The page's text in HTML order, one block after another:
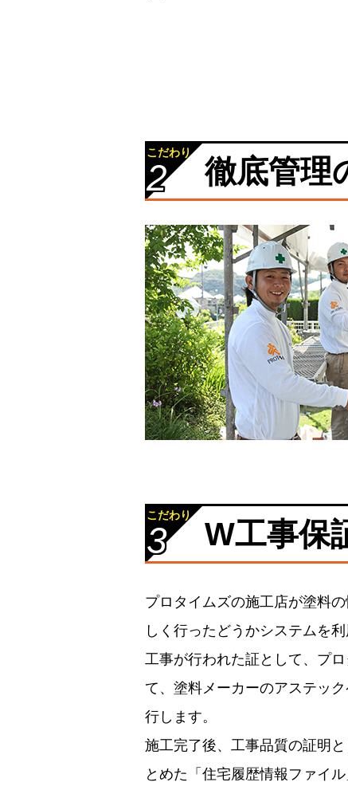
こだわり
2 徹底管理
こだわり
3 W工事保
プロタイムズの施工店が塗料
しく行ったどうかシステムを
工事が行われた証として、プ
て、塗料メーカーのアステッ
行します。
施工完了後、工事品質の証明
とめた「住宅履歴情報ファイ